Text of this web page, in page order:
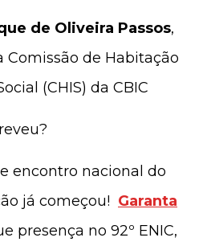
de Oliveira Passos,
Comissão de Habitação
(CHIS) da CBIC
encontro nacional do
já começou! Garanta
presença no 92º ENIC,